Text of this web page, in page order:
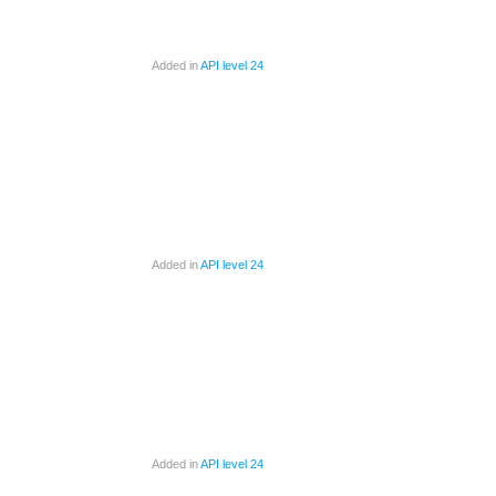
Added inAPI level 24
Added inAPI level 24
Added inAPI level 24